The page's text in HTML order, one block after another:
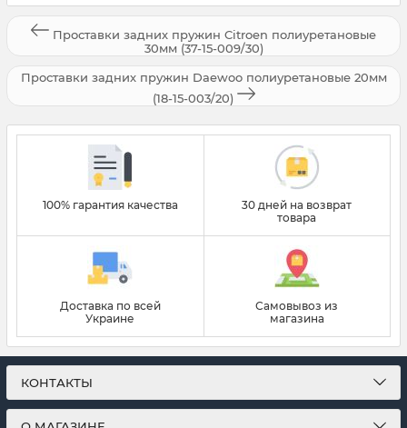
Проставки задних пружин Citroen полиуретановые
30мм (37-15-009/30)
Проставки задних пружин Daewoo полиуретановые 20мм
(18-15-003/20)
100% гарантия качества
30 дней на возврат
товара
Доставка по всей
Украине
Самовывоз из
магазина
КОНТАКТЫ